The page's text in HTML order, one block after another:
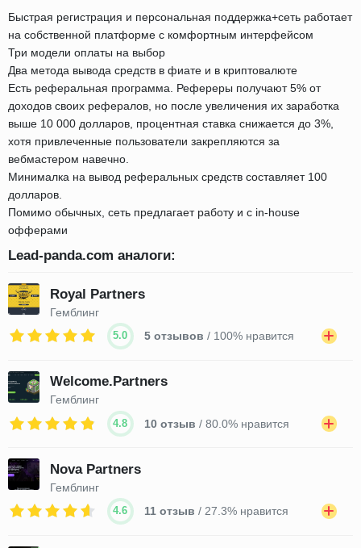
Быстрая регистрация и персональная поддержка+сеть работает
на собственной платформе с комфортным интерфейсом
Три модели оплаты на выбор
Два метода вывода средств в фиате и в криптовалюте
Есть реферальная программа. Рефереры получают 5% от
доходов своих рефералов, но после увеличения их заработка
выше 10 000 долларов, процентная ставка снижается до 3%,
хотя привлеченные пользователи закрепляются за
вебмастером навечно.
Минималка на вывод реферальных средств составляет 100
долларов.
Помимо обычных, сеть предлагает работу и с in-house
офферами
Lead-panda.com аналоги:
Royal Partners
Гемблинг
5.0 5 отзывов / 100% нравится
Welcome.Partners
Гемблинг
4.8 10 отзыв / 80.0% нравится
Nova Partners
Гемблинг
4.6 11 отзыв / 27.3% нравится